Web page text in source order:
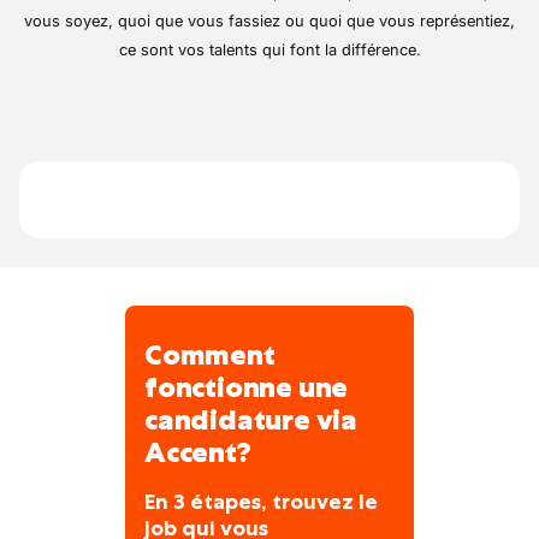
que vous pouvez aussi utiliser à titre
Collaborer étroitement avec les équipes
travaux et le Chef d’agence pour cadrer
d'aménagements urbains.
vous soyez, quoi que vous fassiez ou quoi que vous représentiez,
ce sont vos talents qui font la différence.
Comment
fonctionne une
candidature via
Accent?
En 3 étapes, trouvez le
job qui vous